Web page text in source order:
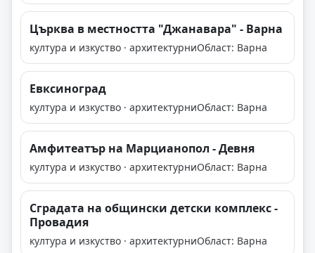
Църква в местността "Джанавара" - Варна
култура и изкуство · архитектурниОбласт: Варна
Евксиноград
култура и изкуство · архитектурниОбласт: Варна
Амфитеатър на Марцианопол - Девня
култура и изкуство · архитектурниОбласт: Варна
Сградата на общински детски комплекс -
Провадия
култура и изкуство · архитектурниОбласт: Варна